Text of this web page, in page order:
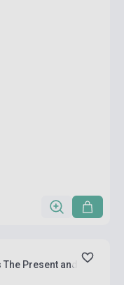
Present and